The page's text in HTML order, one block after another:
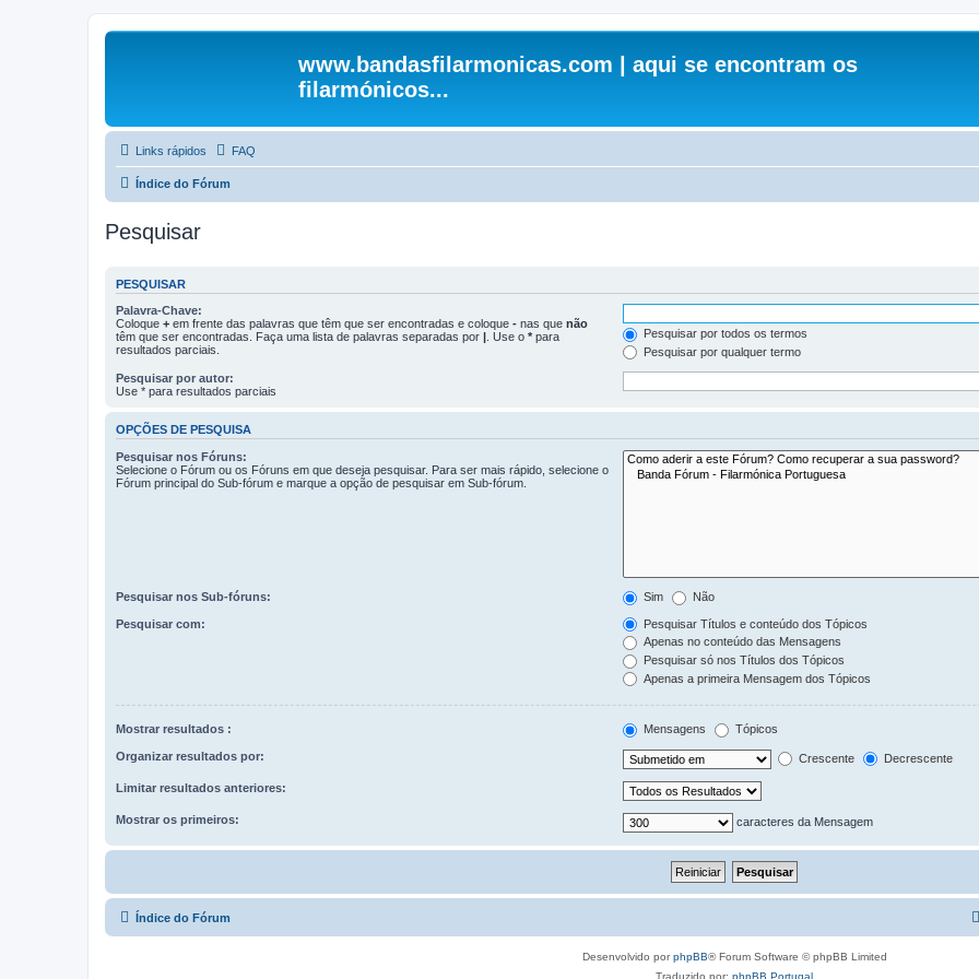
www.bandasfilarmonicas.com | aqui se encontram os
filarmónicos...
Links rápidos FAQ
Índice do Fórum
Pesquisar
PESQUISAR
Palavra-Chave:
Coloque + em frente das palavras que têm que ser encontradas e coloque - nas que não
têm que ser encontradas. Faça uma lista de palavras separadas por | . Use o * para
resultados parciais.
Pesquisar por todos os termos
Pesquisar por qualquer termo
Pesquisar por autor:
Use * para resultados parciais
OPÇÕES DE PESQUISA
Pesquisar nos Fóruns:
Selecione o Fórum ou os Fóruns em que deseja pesquisar. Para ser mais rápido, selecione o
Fórum principal do Sub-fórum e marque a opção de pesquisar em Sub-fórum.
Pesquisar nos Sub-fóruns: Sim Não
Pesquisar com:
Pesquisar Títulos e conteúdo dos Tópicos
Apenas no conteúdo das Mensagens
Pesquisar só nos Títulos dos Tópicos
Apenas a primeira Mensagem dos Tópicos
Mostrar resultados : Mensagens Tópicos
Organizar resultados por: Crescente Decrescente
Limitar resultados anteriores:
Mostrar os primeiros: caracteres da Mensagem
Índice do Fórum
Desenvolvido porphpBB® Forum Software © phpBB Limited
Traduzido por: phpBB Portugal